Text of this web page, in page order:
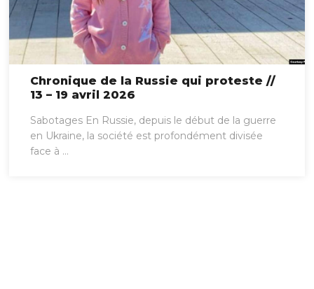
Chronique de la Russie qui proteste //
13 – 19 avril 2026
Sabotages En Russie, depuis le début de la guerre
en Ukraine, la société est profondément divisée
face à ...